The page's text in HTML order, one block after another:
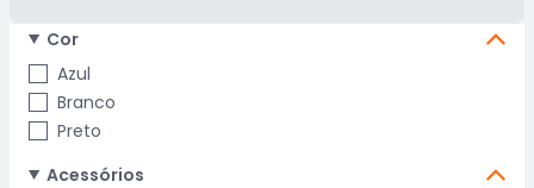
Cor
Azul
Branco
Preto
Acessórios